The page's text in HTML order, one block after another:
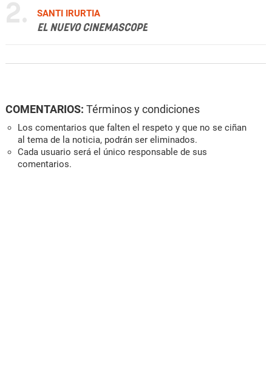
2.
SANTI IRURTIA
EL NUEVO CINEMASCOPE
COMENTARIOS: Términos y condiciones
Los comentarios que falten el respeto y que no se ciñan
al tema de la noticia, podrán ser eliminados.
Cada usuario será el único responsable de sus
comentarios.